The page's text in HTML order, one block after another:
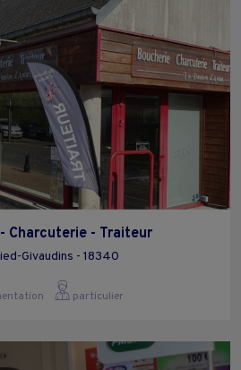
Charcuterie - Traiteur
Givaudins - 18340
particulier